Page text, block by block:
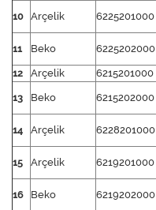
10 Arçelik 6225201000
11 Beko 6225202000
12
Arçelik 6215201000
13 Beko 6215202000
14 Arçelik 6228201000
15 Arçelik 6219201000
16 Beko 6219202000